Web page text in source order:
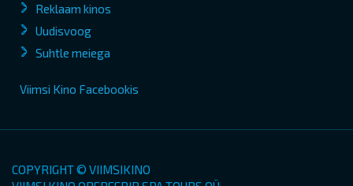
Reklaam kinos
Uudisvoog
Suhtle meiega
Viimsi Kino Facebookis
COPYRIGHT © VIIMSIKINO